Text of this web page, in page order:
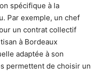
spécifique à la
Par exemple, un chef
un contrat collectif
à Bordeaux
adaptée à son
permettent de choisir un